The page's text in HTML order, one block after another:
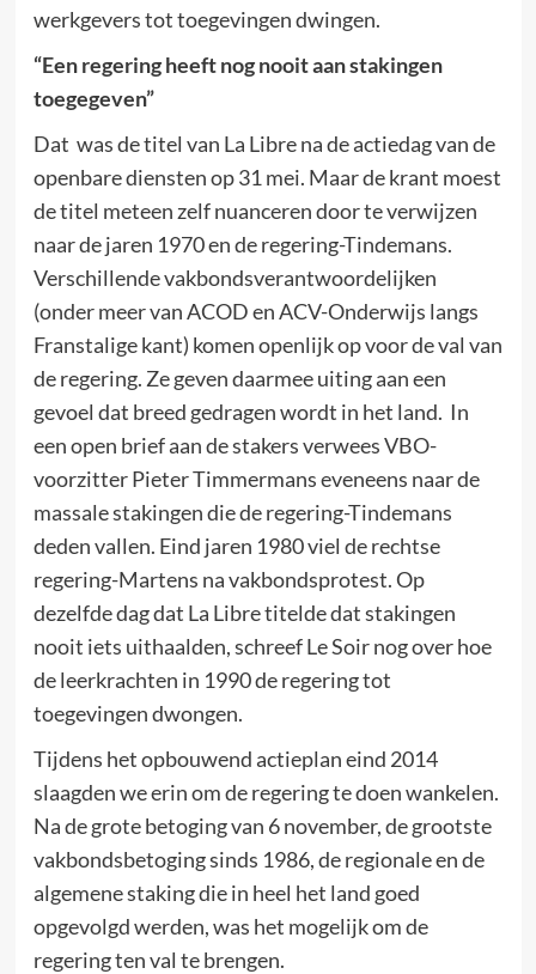
werkgevers tot toegevingen dwingen.
“Een regering heeft nog nooit aan stakingen
toegegeven”
Dat was de titel van La Libre na de actiedag van de
openbare diensten op 31 mei. Maar de krant moest
de titel meteen zelf nuanceren door te verwijzen
naar de jaren 1970 en de regering-Tindemans.
Verschillende vakbondsverantwoordelijken
(onder meer van ACOD en ACV-Onderwijs langs
Franstalige kant) komen openlijk op voor de val van
de regering. Ze geven daarmee uiting aan een
gevoel dat breed gedragen wordt in het land. In
een open brief aan de stakers verwees VBO-
voorzitter Pieter Timmermans eveneens naar de
massale stakingen die de regering-Tindemans
deden vallen. Eind jaren 1980 viel de rechtse
regering-Martens na vakbondsprotest. Op
dezelfde dag dat La Libre titelde dat stakingen
nooit iets uithaalden, schreef Le Soir nog over hoe
de leerkrachten in 1990 de regering tot
toegevingen dwongen.
Tijdens het opbouwend actieplan eind 2014
slaagden we erin om de regering te doen wankelen.
Na de grote betoging van 6 november, de grootste
vakbondsbetoging sinds 1986, de regionale en de
algemene staking die in heel het land goed
opgevolgd werden, was het mogelijk om de
regering ten val te brengen.